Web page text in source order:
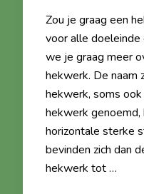
Zou je graag een
voor alle
we je graag meer
hekwerk. De naam
hekwerk, soms
hekwerk
horizontale sterke
bevinden zich dan
hekwerk tot …